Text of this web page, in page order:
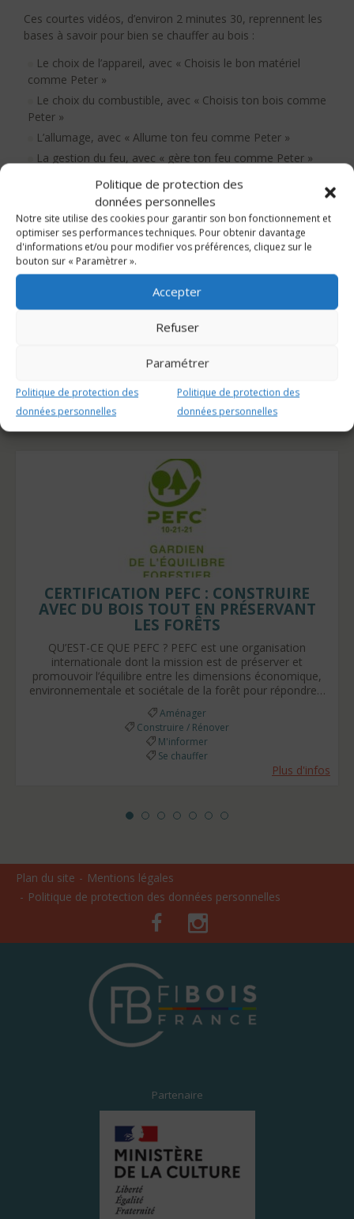
Politique de protection des
données personnelles
Notre site utilise des cookies pour garantir son bon fonctionnement et
optimiser ses performances techniques. Pour obtenir davantage
d'informations et/ou pour modifier vos préférences, cliquez sur le
bouton sur « Paramètrer ».
Accepter
Refuser
Paramétrer
Politique de protection des
données personnelles
Politique de protection des
données personnelles
Ces courtes vidéos, d’environ 2 minutes 30, reprennent les
bases à savoir pour bien se chauffer au bois :
Le choix de l’appareil, avec « Choisis le bon matériel
comme Peter »
Le choix du combustible, avec « Choisis ton bois comme
Peter »
L’allumage, avec « Allume ton feu comme Peter »
La gestion du feu, avec « gère ton feu comme Peter »
Retrouvez ci-dessous l’une d’entre elle, « Allume ton feu
comme Peter » :
https://www.youtube.com/watch?v=UQuYaa9GO9I
Retrouvez l’intégralité des vidéos sur la page
YoutubeFrance Bois Bûche.
AUTRES ARTICLES QUI POURRAIENT VOUS
INTÉRESSER
CERTIFICATION PEFC : CONSTRUIRE
AVEC DU BOIS TOUT EN PRÉSERVANT
LES FORÊTS
QU’EST-CE QUE PEFC ? PEFC est une organisation
internationale dont la mission est de préserver et
promouvoir l’équilibre entre les dimensions économique,
environnementale et sociétale de la forêt pour répondre…
Aménager
Construire / Rénover
M'informer
Se chauffer
Plus d'infos
Plan du site
Mentions légales
Politique de protection des données personnelles
Facebook
Partenaire